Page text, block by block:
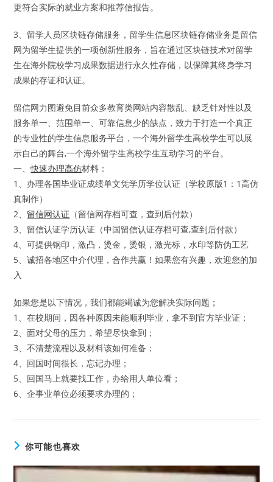
更符合实际的就业方案和推荐信报告。
3、留学人员区块链存储服务，留学生信息区块链存储业务是留信
网为留学生提供的一项创新性服务，旨在通过区块链技术对留学
生在海外院校学习成果数据进行永久性存储，以保障其终身学习
成果的存证和认证。
留信网力图避免目前众多教育类网站内容散乱、缺乏针对性以及
服务单一、范围单一、可靠信息少的缺点，致力于打造一个真正
的专业性的学生信息服务平台，一个海外留学生高校学生可以展
示自己的舞台,一个海外留学生高校学生互动学习的平台。
一、快速办理高仿材料：
1、办理各国毕业证成绩单文凭学历学位认证（学校原版1：1高仿
真制作）
2、 留信网认证 （留信网存档可查，查到后付款）
3、留信认证学历认证（中国留信认证存档可查,查到后付款）
4、可提供钢印，激凸，烫金，烫银，激光标，水印等防伪工艺
5、诚招各地区中介代理，合作共赢！如果您有兴趣，欢迎您的加
入
如果您是以下情况，我们都能竭诚为您解决实际问题；
1、在校期间，因各种原因未能顺利毕业，拿不到官方毕业证；
2、面对父母的压力，希望尽快拿到；
3、不清楚流程以及材料该如何准备；
4、回国时间很长，忘记办理；
5、回国马上就要找工作，办给用人单位看；
6、企事业单位必须要求办理的；
你可能也喜欢